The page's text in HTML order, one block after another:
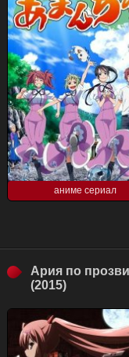
аниме сериал
Ария по
(2015)